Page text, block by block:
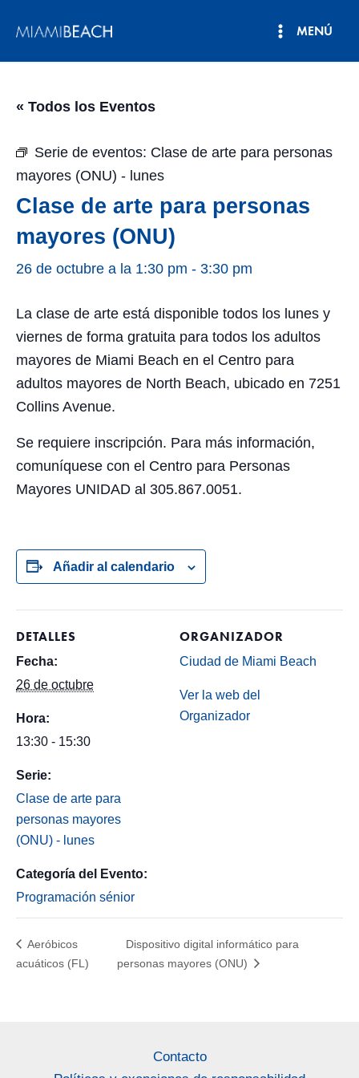
MENÚ
« Todos los Eventos
Serie de eventos: Clase de arte para personas
mayores (ONU) - lunes
Clase de arte para personas
mayores (ONU)
26 de octubre a la 1:30 pm - 3:30 pm
La clase de arte está disponible todos los lunes y
viernes de forma gratuita para todos los adultos
mayores de Miami Beach en el Centro para
adultos mayores de North Beach, ubicado en 7251
Collins Avenue.
Se requiere inscripción. Para más información,
comuníquese con el Centro para Personas
Mayores UNIDAD al 305.867.0051.
Añadir al calendario
DETALLES
Fecha:
26 de octubre
Hora:
13:30 - 15:30
Serie:
Clase de arte para
personas mayores
(ONU) - lunes
Categoría del Evento:
Programación sénior
ORGANIZADOR
Ciudad de Miami Beach
Ver la web del
Organizador
Aeróbicos
acuáticos (FL)
Dispositivo digital informático para
personas mayores (ONU)
Contacto